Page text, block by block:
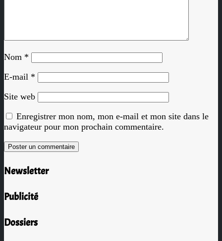
Nom *
E-mail *
Site web
Enregistrer mon nom, mon e-mail et mon site dans le
navigateur pour mon prochain commentaire.
Newsletter
Publicité
Dossiers